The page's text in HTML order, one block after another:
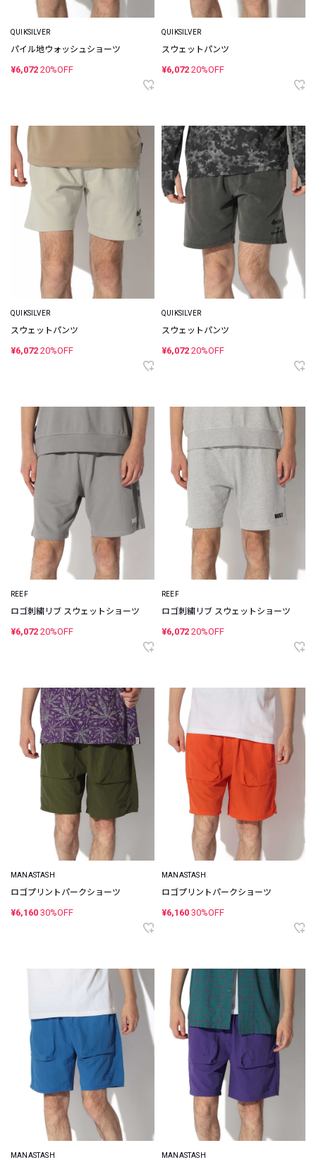
QUIKSILVER
パイル地ウォッシュショーツ
¥6,072 20%OFF
QUIKSILVER
スウェットパンツ
¥6,072 20%OFF
QUIKSILVER
スウェットパンツ
¥6,072 20%OFF
QUIKSILVER
スウェットパンツ
¥6,072 20%OFF
REEF
ロゴ刺繍リブ スウェットショーツ
¥6,072 20%OFF
REEF
ロゴ刺繍リブ スウェットショーツ
¥6,072 20%OFF
MANASTASH
ロゴプリントパークショーツ
¥6,160 30%OFF
MANASTASH
ロゴプリントパークショーツ
¥6,160 30%OFF
MANASTASH MANASTASH